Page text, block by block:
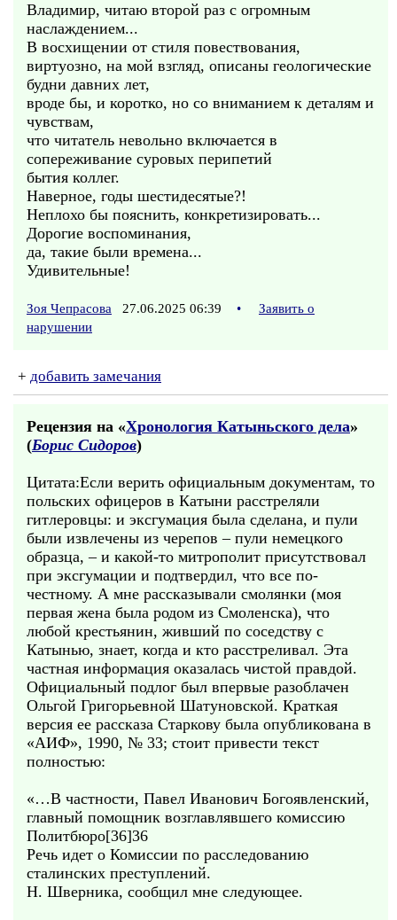
Владимир, читаю второй раз с огромным
наслаждением...
В восхищении от стиля повествования,
виртуозно, на мой взгляд, описаны геологические
будни давних лет,
вроде бы, и коротко, но со вниманием к деталям и
чувствам,
что читатель невольно включается в
сопереживание суровых перипетий
бытия коллег.
Наверное, годы шестидесятые?!
Неплохо бы пояснить, конкретизировать...
Дорогие воспоминания,
да, такие были времена...
Удивительные!
Зоя Чепрасова 27.06.2025 06:39 •
Заявить о
нарушении
+ добавить замечания
Рецензия на «Хронология Катыньского дела»
(Борис Сидоров)
Цитата:Если верить официальным документам, то
польских офицеров в Катыни расстреляли
гитлеровцы: и эксгумация была сделана, и пули
были извлечены из черепов – пули немецкого
образца, – и какой-то митрополит присутствовал
при эксгумации и подтвердил, что все по-
честному. А мне рассказывали смолянки (моя
первая жена была родом из Смоленска), что
любой крестьянин, живший по соседству с
Катынью, знает, когда и кто расстреливал. Эта
частная информация оказалась чистой правдой.
Официальный подлог был впервые разоблачен
Ольгой Григорьевной Шатуновской. Краткая
версия ее рассказа Старкову была опубликована в
«АИФ», 1990, № 33; стоит привести текст
полностью:
«…В частности, Павел Иванович Богоявленский,
главный помощник возглавлявшего комиссию
Политбюро[36]36
Речь идет о Комиссии по расследованию
сталинских преступлений.
Н. Шверника, сообщил мне следующее.